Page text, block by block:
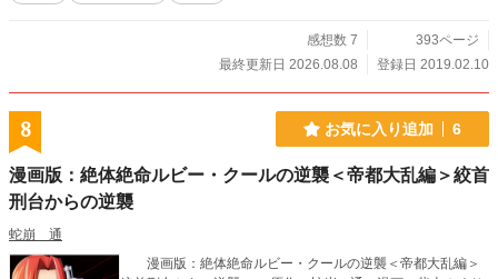
感想数 7
393ページ
最終更新日 2026.08.08
登録日 2019.02.10
8 お気に入り追加 6
漫画版：絶体絶命ルビー・クールの逆襲＜帝都大乱編＞絞首
刑台からの逆襲
蛇崩 通
漫画版：絶体絶命ルビー・クールの逆襲＜帝都大乱編＞